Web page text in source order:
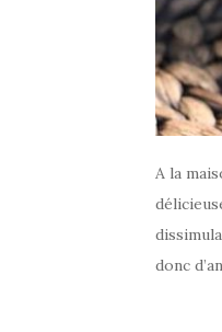
A la
donc